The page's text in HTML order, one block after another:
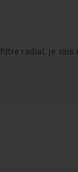
radial, je vais